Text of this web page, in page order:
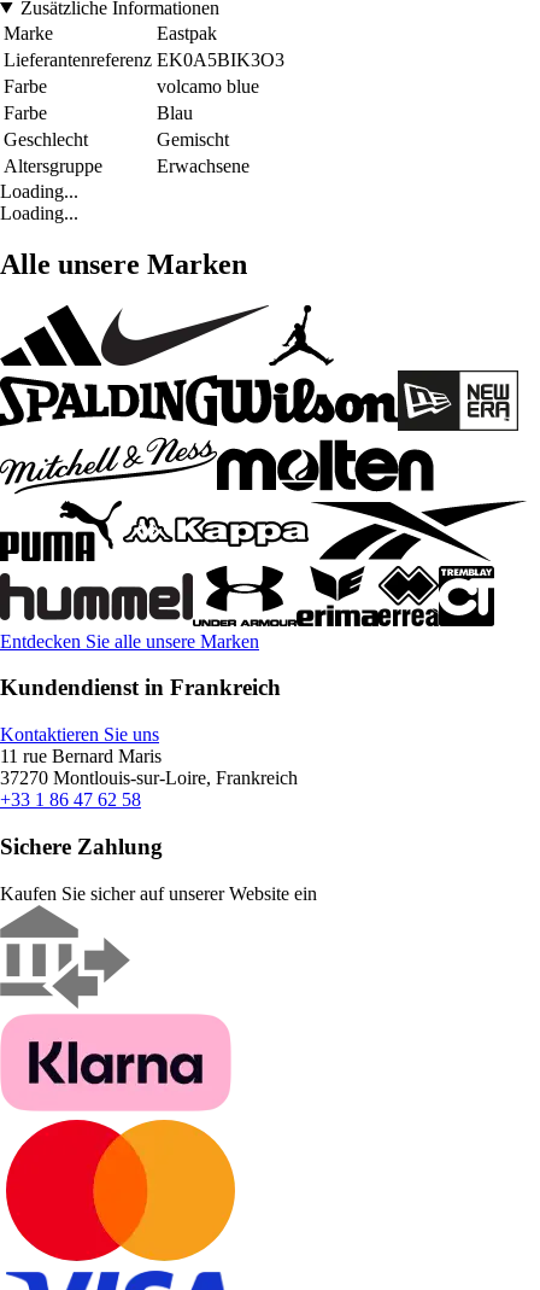
Zusätzliche Informationen
Marke
Eastpak
Lieferantenreferenz EK0A5BIK3O3
Farbe
volcamo blue
Farbe
Blau
Geschlecht
Gemischt
Altersgruppe
Erwachsene
Loading...
Loading...
Alle unsere Marken
Entdecken Sie alle unsere Marken
Kundendienst in Frankreich
Kontaktieren Sie uns
11 rue Bernard Maris
37270 Montlouis-sur-Loire, Frankreich
+33 1 86 47 62 58
Sichere Zahlung
Kaufen Sie sicher auf unserer Website ein